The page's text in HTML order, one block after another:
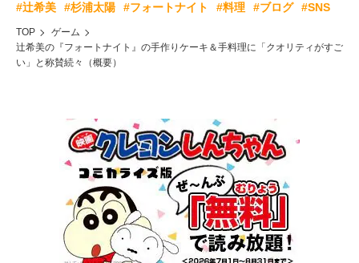
#辻希美 #杉浦太陽 #フォートナイト #料理 #ブログ #SNS
TOP
ゲーム
辻希美の『フォートナイト』の手作りケーキ＆手料理に「クオリティがすご
い」と称賛続々（概要）